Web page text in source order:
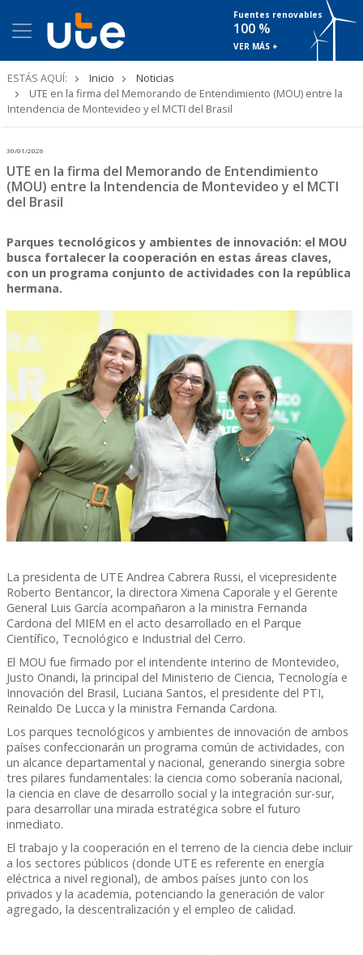
Fuentes renovables
100 %
VER MÁS +
ESTÁS AQUÍ: Inicio
Noticias
UTE en la firma del Memorando de Entendimiento (MOU) entre la
Intendencia de Montevideo y el MCTI del Brasil
30/01/2026
UTE en la firma del Memorando de Entendimiento
(MOU) entre la Intendencia de Montevideo y el MCTI
del Brasil
Parques tecnológicos y ambientes de innovación: el MOU
busca fortalecer la cooperación en estas áreas claves,
con un programa conjunto de actividades con la república
hermana.
La presidenta de UTE Andrea Cabrera Russi, el vicepresidente
Roberto Bentancor, la directora Ximena Caporale y el Gerente
General Luis García acompañaron a la ministra Fernanda
Cardona del MIEM en el acto desarrollado en el Parque
Científico, Tecnológico e Industrial del Cerro.
El MOU fue firmado por el intendente interino de Montevideo,
Justo Onandi, la principal del Ministerio de Ciencia, Tecnología e
Innovación del Brasil, Luciana Santos, el presidente del PTI,
Reinaldo De Lucca y la ministra Fernanda Cardona.
Los parques tecnológicos y ambientes de innovación de ambos
países confeccionarán un programa común de actividades, con
un alcance departamental y nacional, generando sinergia sobre
tres pilares fundamentales: la ciencia como soberanía nacional,
la ciencia en clave de desarrollo social y la integración sur-sur,
para desarrollar una mirada estratégica sobre el futuro
inmediato.
El trabajo y la cooperación en el terreno de la ciencia debe incluir
a los sectores públicos (donde UTE es referente en energía
eléctrica a nivel regional), de ambos países junto con los
privados y la academia, potenciando la generación de valor
agregado, la descentralización y el empleo de calidad.